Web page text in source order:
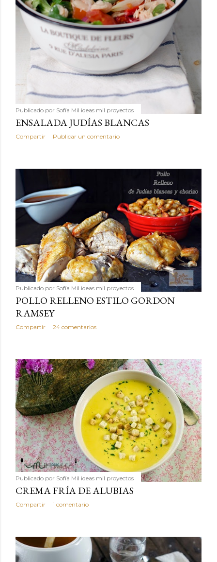
Publicado por Sofía Mil ideas mil proyectos
ENSALADA JUDÍAS BLANCAS
Compartir Publicar un comentario
Publicado por Sofía Mil ideas mil proyectos
POLLO RELLENO ESTILO GORDON
RAMSEY
Compartir 24 comentarios
Publicado por Sofía Mil ideas mil proyectos
CREMA FRÍA DE ALUBIAS
Compartir 1 comentario